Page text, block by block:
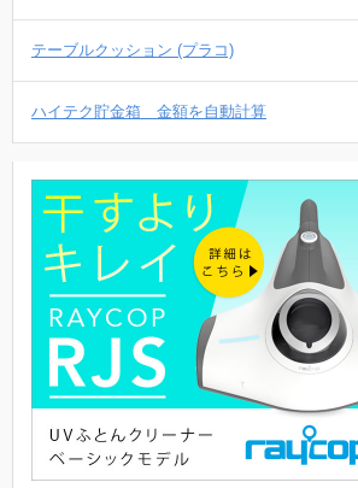
テーブルクッション (プラコ)
ハイテク貯金箱 金額を自動計算